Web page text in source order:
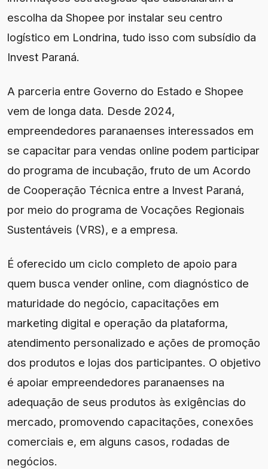
escolha da Shopee por instalar seu centro
logístico em Londrina, tudo isso com subsídio da
Invest Paraná.
A parceria entre Governo do Estado e Shopee
vem de longa data. Desde 2024,
empreendedores paranaenses interessados em
se capacitar para vendas online podem participar
do programa de incubação, fruto de um Acordo
de Cooperação Técnica entre a Invest Paraná,
por meio do programa de Vocações Regionais
Sustentáveis (VRS), e a empresa.
É oferecido um ciclo completo de apoio para
quem busca vender online, com diagnóstico de
maturidade do negócio, capacitações em
marketing digital e operação da plataforma,
atendimento personalizado e ações de promoção
dos produtos e lojas dos participantes. O objetivo
é apoiar empreendedores paranaenses na
adequação de seus produtos às exigências do
mercado, promovendo capacitações, conexões
comerciais e, em alguns casos, rodadas de
negócios.